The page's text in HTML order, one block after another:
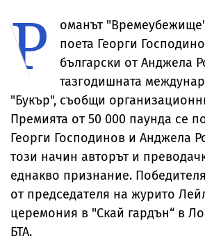
падналия дрон
Р
оманът
поета Георги
български от Анджела
тазгодишната
"Букър", съобщи
Премията от 50 000 паунда се
Георги Господинов и Анджела
този начин авторът и
еднакво признание.
от председателя на журито
церемония в "Скай гардън“ в
БТА.